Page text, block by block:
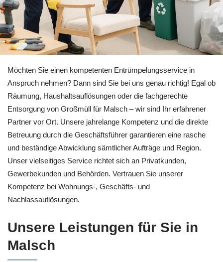
Entrümpelung in Malsch bei 🏡RäumProjekt sowie
Möchten Sie einen kompetenten Entrümpelungsservice in
Anspruch nehmen? Dann sind Sie bei uns genau richtig! Egal ob
Räumung, Haushaltsauflösungen oder die fachgerechte
Entsorgung von Großmüll für Malsch – wir sind Ihr erfahrener
Partner vor Ort. Unsere jahrelange Kompetenz und die direkte
Betreuung durch die Geschäftsführer garantieren eine rasche
und beständige Abwicklung sämtlicher Aufträge und Region.
Unser vielseitiges Service richtet sich an Privatkunden,
Gewerbekunden und Behörden. Vertrauen Sie unserer
Kompetenz bei Wohnungs-, Geschäfts- und
Nachlassauflösungen.
Unsere Leistungen für Sie in
Malsch